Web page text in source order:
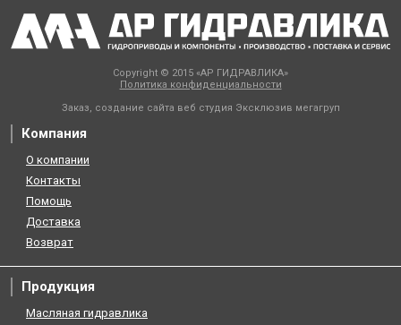
Copyright © 2015 «АР ГИДРАВЛИКА»
Политика конфиденциальности
Заказ, создание сайта веб студия Эксклюзив мегагруп
Компания
О компании
Контакты
Помощь
Доставка
Возврат
Продукция
Масляная гидравлика